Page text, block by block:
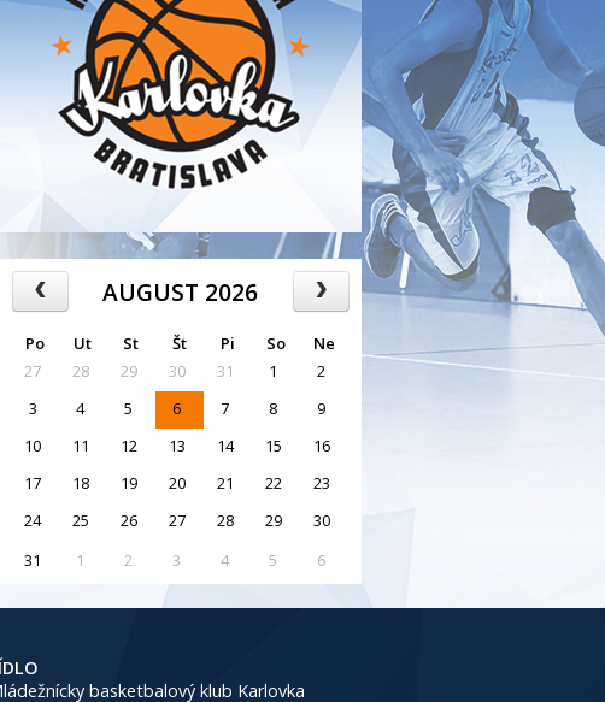
AUGUST 2026
Po Ut St Št Pi So
Ne
27
28 29 30 31 1
2
3
4 5 6 7 8
9
10
11 12 13 14 15
16
17
18 19 20 21 22
23
24
25 26 27 28 29
30
31
1 2 3 4 5 6
basketbalový klub Karlovka